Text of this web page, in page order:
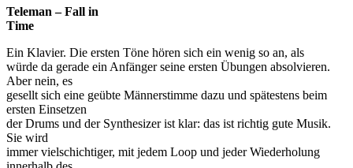
Teleman – Fall in
Time
Ein Klavier. Die ersten Töne hören sich ein wenig so an, als
würde da gerade ein Anfänger seine ersten Übungen absolvieren.
Aber nein, es
gesellt sich eine geübte Männerstimme dazu und spätestens beim
ersten Einsetzen
der Drums und der Synthesizer ist klar: das ist richtig gute Musik.
Sie wird
immer vielschichtiger, mit jedem Loop und jeder Wiederholung